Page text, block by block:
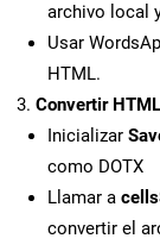
archivo local
Usar
HTML.
Convertir
Inicializar
como DOTX
Llamar a
convertir el